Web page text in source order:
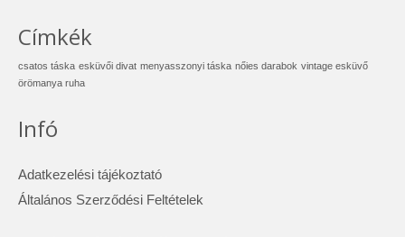
Címkék
csatos táska esküvői divat menyasszonyi táska nőies darabok vintage esküvő
örömanya ruha
Infó
Adatkezelési tájékoztató
Általános Szerződési Feltételek